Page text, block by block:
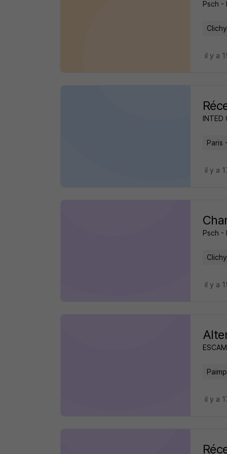
Psch -
il y a
INTED
Paris
il y a
Psch -
il y a
il y a